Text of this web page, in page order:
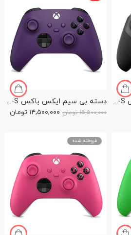
دسته بی سیم ایکس باکس Series X-S مدل Xbox Elite Wireless Controller Series 2 دسته بی سیم ایکس باکس Series X-S رنگ Astral Purple
۱۵,۵۰۰,۰۰۰ تومان ۱۴,۵۰۰,۰۰۰ تومان
فروخته شده